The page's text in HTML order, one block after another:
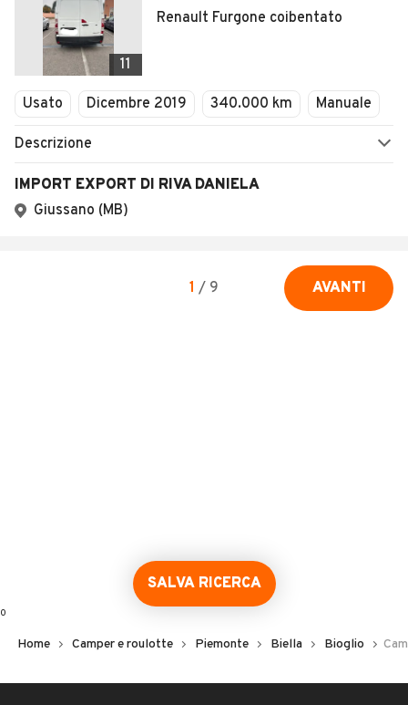
11
Renault Furgone coibentato
Usato Dicembre 2019 340.000 km Manuale
Descrizione
IMPORT EXPORT DI RIVA DANIELA
Giussano (MB)
1 / 9 AVANTI
SALVA RICERCA
0
Home Camper e roulotte Piemonte Biella Bioglio